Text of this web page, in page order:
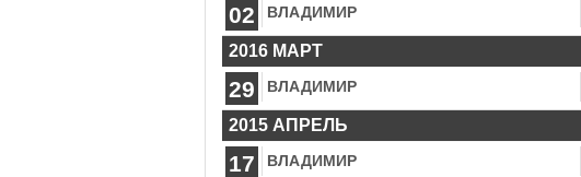
02 ВЛАДИМИР
2016 МАРТ
29 ВЛАДИМИР
2015 АПРЕЛЬ
17 ВЛАДИМИР